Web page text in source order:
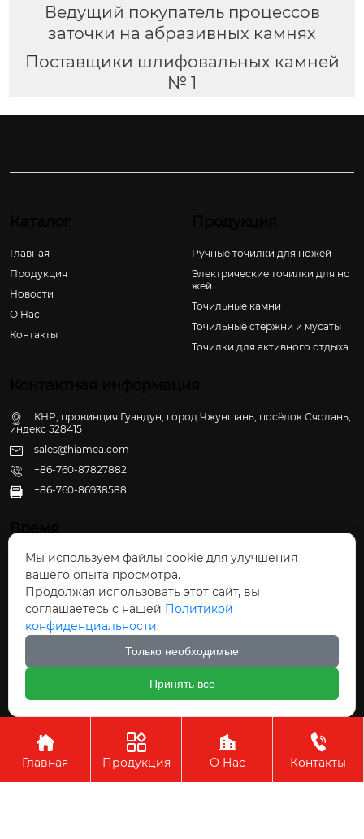
Ведущий покупатель процессов
заточки на абразивных камнях
Поставщики шлифовальных камней
№ 1
Главная
Продукция
Новости
О Hас
Контакты
Ручные точилки для ножей
Электрические точилки для но
жей
Точильные камни
Точильные стержни и мусаты
Точилки для активного отдыха
КНР, провинция Гуандун, город Чжуншань, посёлок Сяолань,
индекс 528415
sales@hiamea.com
+86-760-87827882
 +86-760-86938588
Время
Пн - Пт: 09:30 - 22:00
Сб - Вс: 10:00 - 22:30
Авторское право©ООО Чжуншань Хайвэй
Кухонные Принадлежности

Главная

Продукция

О Нас

Контакты
Мы используем файлы cookie для улучшения
вашего опыта просмотра.
Продолжая использовать этот сайт, вы
соглашаетесь с нашей Политикой
конфиденциальности.
Только необходимые
Принять все